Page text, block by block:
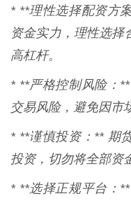
* **理性选择配资方
资金实力，理性选择
高杠杆。
* **严格控制风险：
交易风险，避免因市
* **谨慎投资：** 期
投资，切勿将全部资
* **选择正规平台：